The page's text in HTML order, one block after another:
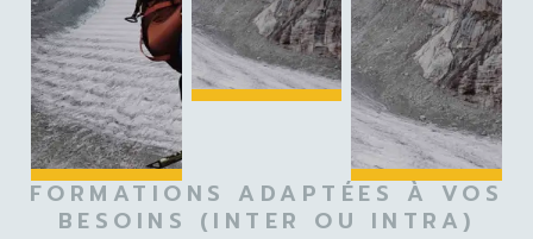
FORMATIONS ADAPTÉES À VOS
BESOINS (INTER OU INTRA)